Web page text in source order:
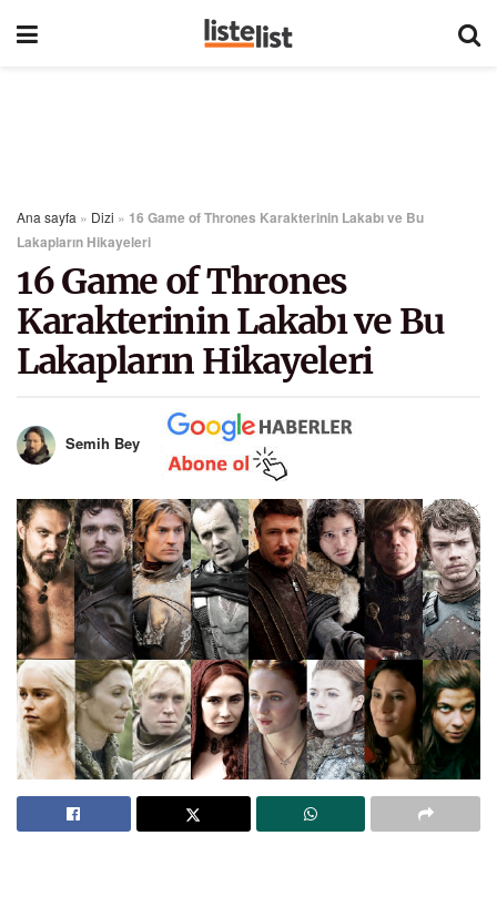
Ana sayfa » Dizi » 16 Game of Thrones Karakterinin Lakabı ve Bu
Lakapların Hikayeleri
16 Game of Thrones
Karakterinin Lakabı ve Bu
Lakapların Hikayeleri
Semih Bey